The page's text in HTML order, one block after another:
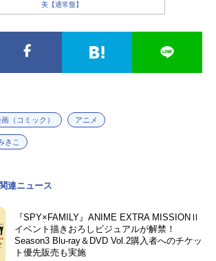
美【通常盤】
（コミック） アニメ
きこ
連ニュース
『SPY×FAMILY』ANIME EXTRA MISSIONⅡ
イベント描きおろしビジュアルが解禁！
Season3 Blu-ray＆DVD Vol.2購入者へのチケッ
ト優先販売も実施